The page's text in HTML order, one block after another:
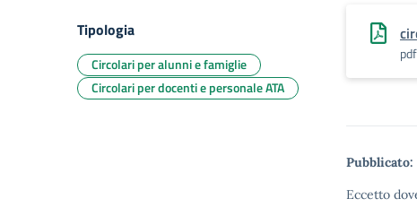
Pubblicato:
Eccetto
Tipologia
Circolari per alunni e famiglie
Circolari per docenti e personale ATA